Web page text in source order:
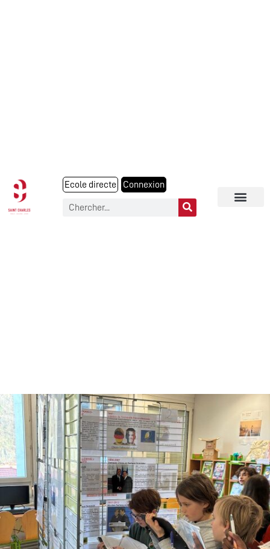
Ecole directe Connexion